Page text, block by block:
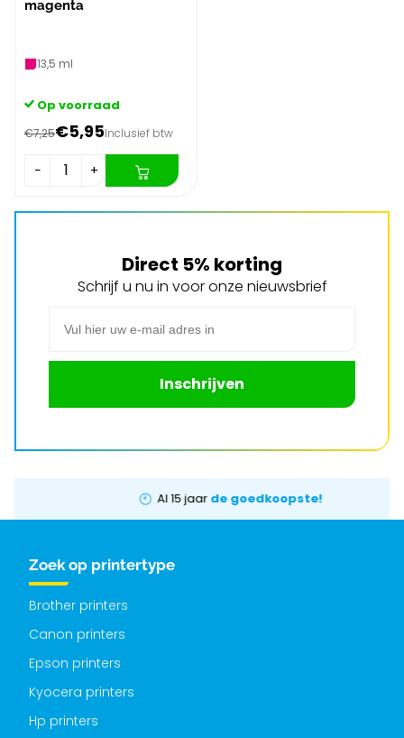
magenta
13,5 ml
Op voorraad
€7,25€5,95Inclusief btw
− +
Direct 5% korting
Schrijf u nu in voor onze nieuwsbrief
Inschrijven
Al 15 jaarde goedkoopste!
Zoek op printertype
Brother printers
Canon printers
Epson printers
Kyocera printers
Hp printers